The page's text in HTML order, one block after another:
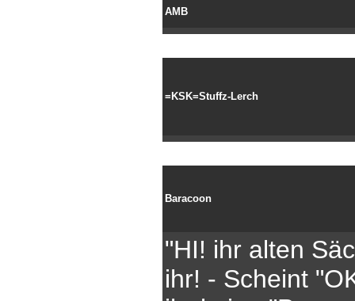
AMB
=KSK=Stuffz-Lerch
Baracoon
"HI! ihr alten
ihr! - Scheint